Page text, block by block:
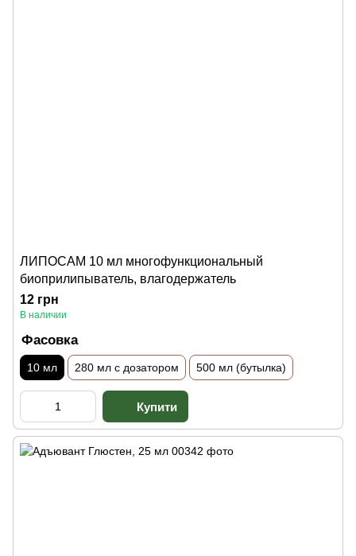
ЛИПОСАМ 10 мл многофункциональный
биоприлипыватель, влагодержатель
12 грн
В наличии
Фасовка
10 мл 280 мл с дозатором 500 мл (бутылка)